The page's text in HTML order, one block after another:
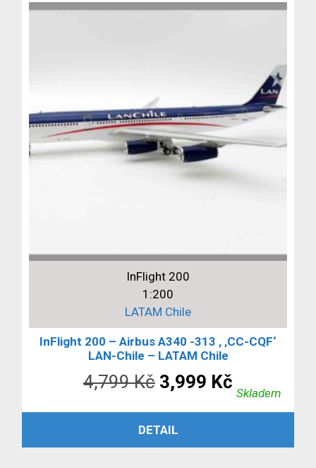
InFlight 200
1:200
LATAM Chile
InFlight 200 – Airbus A340 -313 , ‚CC-CQF‘
LAN-Chile – LATAM Chile
4,799Kč Původní
cena
byla:
3,999 Kč
cena
Skladem
PŘIDAT DO KOŠÍKU
DETAIL